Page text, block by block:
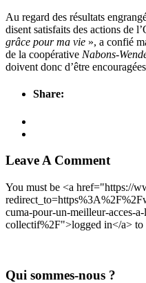
Au regard des résultats
disent satisfaits des actions de
grâce pour ma vie », a confié
de la coopérative Nabons-
doivent donc d’être
Share:
Leave A Comment
You must be <a href="https://
cuma-pour-un-meilleur-acces-
collectif%2F">logged in</a> to
Qui sommes-nous ?